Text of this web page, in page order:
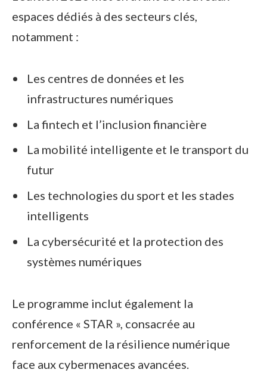
espaces dédiés à des secteurs clés,
notamment :
Les centres de données et les
infrastructures numériques
La fintech et l’inclusion financière
La mobilité intelligente et le transport du
futur
Les technologies du sport et les stades
intelligents
La cybersécurité et la protection des
systèmes numériques
Le programme inclut également la
conférence « STAR », consacrée au
renforcement de la résilience numérique
face aux cybermenaces avancées.